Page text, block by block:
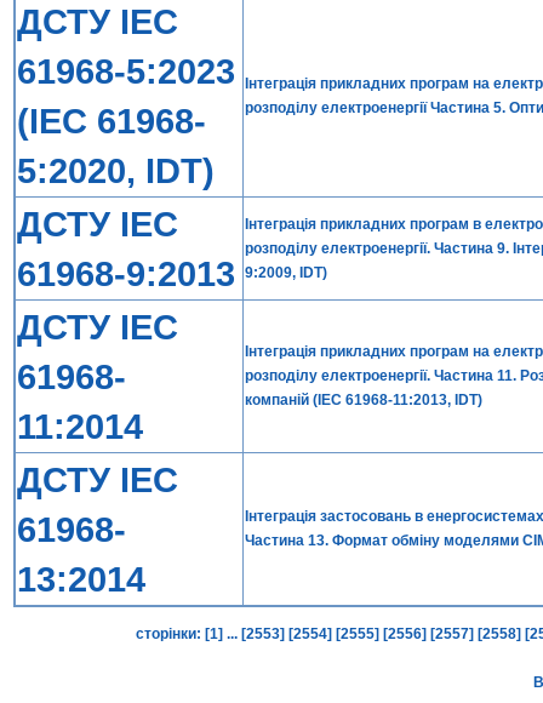
ДСТУ IEC
61968-5:2023
(IEC 61968-
5:2020, IDT)
Інтеграція прикладних програм на
розподілу електроенергії Частина 5.
ДСТУ ІЕС
61968-9:2013
Інтеграція прикладних програм в
розподілу електроенергії. Частина 9.
9:2009, IDT)
ДСТУ IEC
61968-
11:2014
Інтеграція прикладних програм на
розподілу електроенергії. Частина 11.
компаній (IEC 61968-11:2013, IDT)
ДСТУ ІЕС
61968-
13:2014
Інтеграція застосовань в
Частина 13. Формат обміну моделями
сторінки: [1] ... [2553] [2554] [2555] [2556] [2557] [2558]